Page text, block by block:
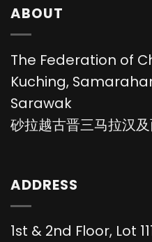
ABOUT
The Federation of
Kuching,
Sarawak
砂拉越古晋三马拉汉
ADDRESS
1st & 2nd Floor, Lot